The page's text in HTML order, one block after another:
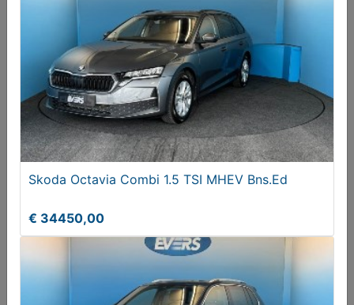
Hyundai Tucson 1.6 GDi Ann. Ed
€ 15450,00
Skoda Octavia Combi 1.5 TSI MHEV Bns.Ed
€ 34450,00